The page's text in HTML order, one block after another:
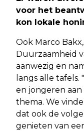
voor het
kon lokale
Ook Marco
Duurzaamheid
aanwezig en
langs alle
en jongeren
thema. We
dat ook de
genieten van